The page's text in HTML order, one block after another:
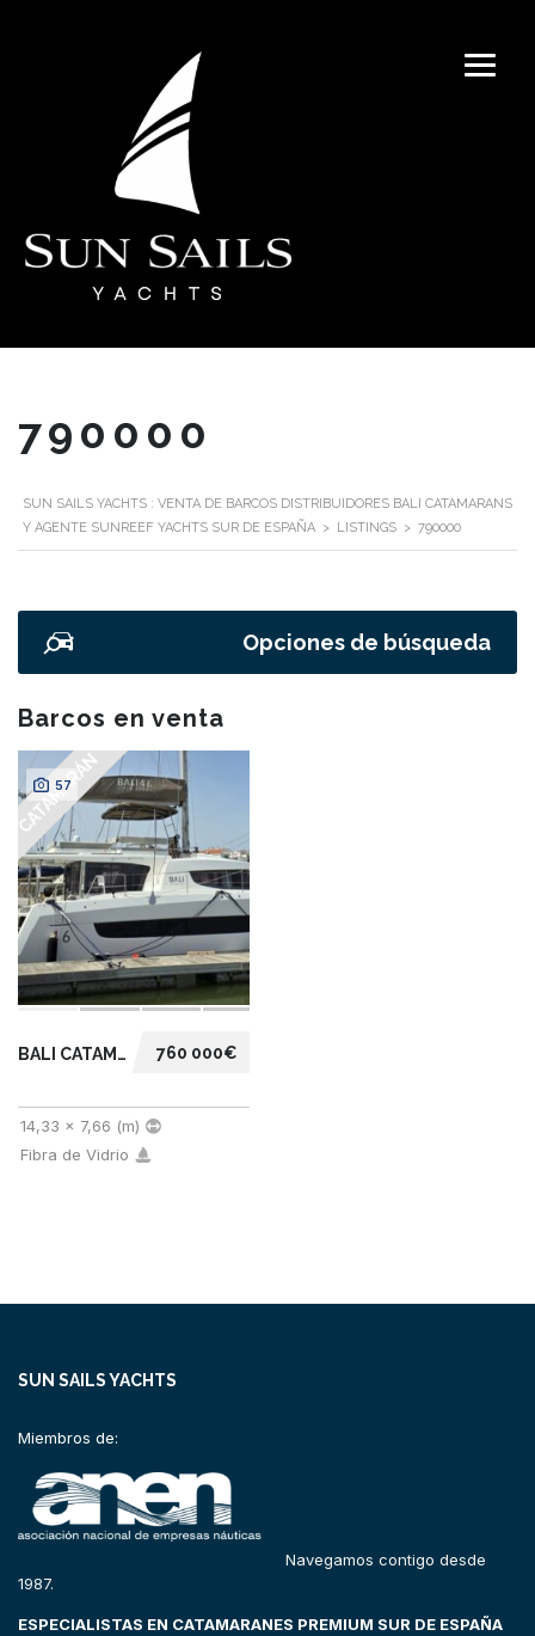
790000
SUN SAILS YACHTS : VENTA DE BARCOS DISTRIBUIDORES BALI CATAMARANS
Y AGENTE SUNREEF YACHTS SUR DE ESPAÑA > LISTINGS > 790000
Opciones de búsqueda
Barcos en venta
CATAMARÁN
57
760 000€
BALI CATAMARANS 4.6
14,33 x 7,66 (m)
Fibra de Vidrio
SUN SAILS YACHTS
Miembros de:
Navegamos contigo desde
1987.
ESPECIALISTAS EN CATAMARANES PREMIUM SUR DE ESPAÑA